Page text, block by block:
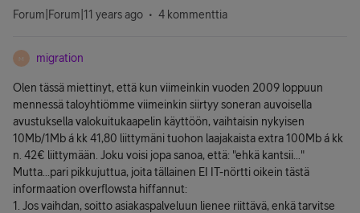
Forum|Forum|11 years ago 4 kommenttia
M migration
Olen tässä miettinyt, että kun viimeinkin vuoden 2009 loppuun
mennessä taloyhtiömme viimeinkin siirtyy soneran auvoisella
avustuksella valokuitukaapelin käyttöön, vaihtaisin nykyisen
10Mb/1Mb á kk 41,80 liittymäni tuohon laajakaista extra 100Mb á kk
n. 42€ liittymään. Joku voisi jopa sanoa, että: "ehkä kantsii..."
Mutta...pari pikkujuttua, joita tällainen EI IT-nörtti oikein tästä
informaation overflowsta hiffannut:
1. Jos vaihdan, soitto asiakaspalveluun lienee riittävä, enkä tarvitse